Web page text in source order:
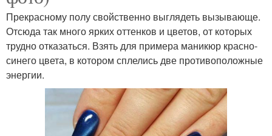
Прекрасному полу свойственно выглядеть вызывающе.
Отсюда так много ярких оттенков и цветов, от которых
трудно отказаться. Взять для примера маникюр красно-
синего цвета, в котором сплелись две противоположные
энергии.